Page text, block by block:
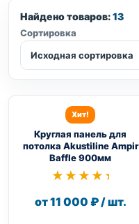
Найдено товаров:13
Сортировка
Исходная сортировка
Хит!
Круглая панель для
потолка Akustiline Ampir
Baffle 900мм
★★★★★
★★★★★
от 11 000 ₽ / шт.